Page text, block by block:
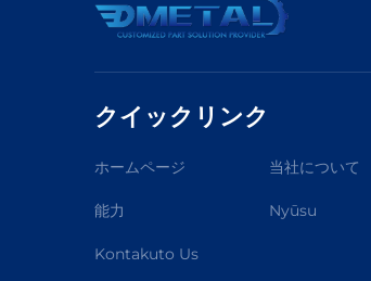
クイックリンク
ホームページ 当社について
能力 Nyūsu
Kontakuto Us